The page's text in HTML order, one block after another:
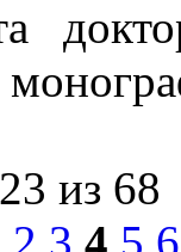
из 68